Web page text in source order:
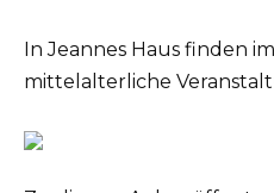
In Jeannes Haus finden
mittelalterliche